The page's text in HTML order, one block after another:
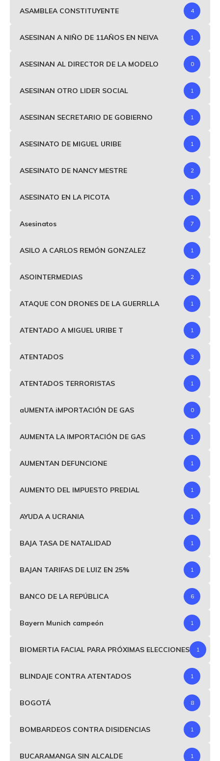
ASAMBLEA CONSTITUYENTE 4
ASESINAN A NIÑO DE 11AÑOS EN NEIVA 1
ASESINAN AL DIRECTOR DE LA MODELO 0
ASESINAN OTRO LIDER SOCIAL 1
ASESINAN SECRETARIO DE GOBIERNO 1
ASESINATO DE MIGUEL URIBE 1
ASESINATO DE NANCY MESTRE 2
ASESINATO EN LA PICOTA 1
Asesinatos 7
ASILO A CARLOS REMÓN GONZALEZ 1
ASOINTERMEDIAS 2
ATAQUE CON DRONES DE LA GUERRLLA 1
ATENTADO A MIGUEL URIBE T 1
ATENTADOS 3
ATENTADOS TERRORISTAS 1
aUMENTA iMPORTACIÓN DE GAS 0
AUMENTA LA IMPORTACIÓN DE GAS 1
AUMENTAN DEFUNCIONE 1
AUMENTO DEL IMPUESTO PREDIAL 1
AYUDA A UCRANIA 1
BAJA TASA DE NATALIDAD 1
BAJAN TARIFAS DE LUIZ EN 25% 1
BANCO DE LA REPÚBLICA 6
Bayern Munich campeón 1
BIOMERTIA FACIAL PARA PRÓXIMAS ELECCIONES 1
BLINDAJE CONTRA ATENTADOS 1
BOGOTÁ 8
BOMBARDEOS CONTRA DISIDENCIAS 1
BUCARAMANGA SIN ALCALDE 1